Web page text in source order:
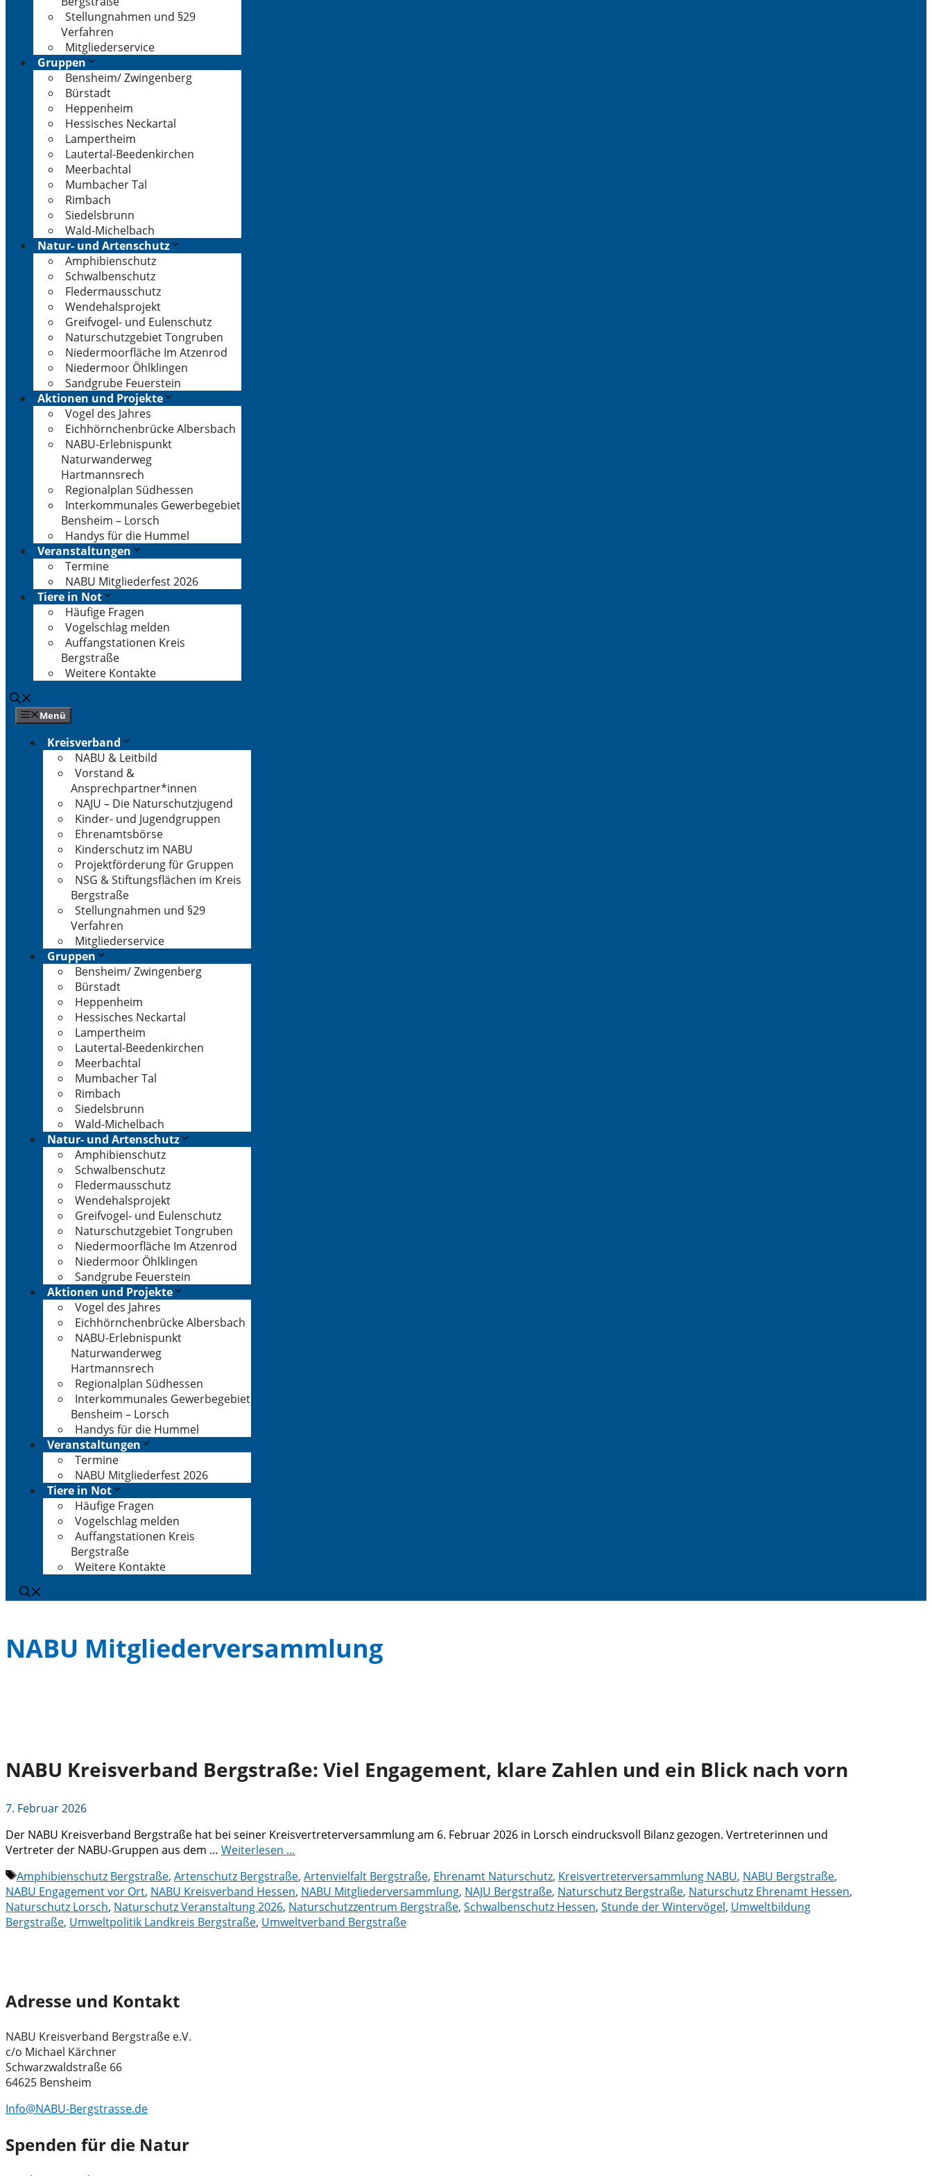
Stellungnahmen und §29
Verfahren
Mitgliederservice
Gruppen
Bensheim/ Zwingenberg
Bürstadt
Heppenheim
Hessisches Neckartal
Lampertheim
Lautertal-Beedenkirchen
Meerbachtal
Mumbacher Tal
Rimbach
Siedelsbrunn
Wald-Michelbach
Natur- und Artenschutz
Amphibienschutz
Schwalbenschutz
Fledermausschutz
Wendehalsprojekt
Greifvogel- und Eulenschutz
Naturschutzgebiet Tongruben
Niedermoorfläche Im Atzenrod
Niedermoor Öhlklingen
Sandgrube Feuerstein
Aktionen und Projekte
Vogel des Jahres
Eichhörnchenbrücke Albersbach
NABU-Erlebnispunkt
Naturwanderweg
Hartmannsrech
Regionalplan Südhessen
Interkommunales Gewerbegebiet
Bensheim – Lorsch
Handys für die Hummel
Veranstaltungen
Termine
NABU Mitgliederfest 2026
Tiere in Not
Häufige Fragen
Vogelschlag melden
Auffangstationen Kreis
Bergstraße
Weitere Kontakte
Menü
Kreisverband
NABU & Leitbild
Vorstand &
Ansprechpartner*innen
NAJU – Die Naturschutzjugend
Kinder- und Jugendgruppen
Ehrenamtsbörse
Kinderschutz im NABU
Projektförderung für Gruppen
NSG & Stiftungsflächen im Kreis
Bergstraße
Stellungnahmen und §29
Verfahren
Mitgliederservice
Gruppen
Bensheim/ Zwingenberg
Bürstadt
Heppenheim
Hessisches Neckartal
Lampertheim
Lautertal-Beedenkirchen
Meerbachtal
Mumbacher Tal
Rimbach
Siedelsbrunn
Wald-Michelbach
Natur- und Artenschutz
Amphibienschutz
Schwalbenschutz
Fledermausschutz
Wendehalsprojekt
Greifvogel- und Eulenschutz
Naturschutzgebiet Tongruben
Niedermoorfläche Im Atzenrod
Niedermoor Öhlklingen
Sandgrube Feuerstein
Aktionen und Projekte
Vogel des Jahres
Eichhörnchenbrücke Albersbach
NABU-Erlebnispunkt
Naturwanderweg
Hartmannsrech
Regionalplan Südhessen
Interkommunales Gewerbegebiet
Bensheim – Lorsch
Handys für die Hummel
Veranstaltungen
Termine
NABU Mitgliederfest 2026
Tiere in Not
Häufige Fragen
Vogelschlag melden
Auffangstationen Kreis
Bergstraße
Weitere Kontakte
NABU Mitgliederversammlung
NABU Kreisverband Bergstraße: Viel Engagement, klare Zahlen und ein Blick nach vorn
7. Februar 2026
Der NABU Kreisverband Bergstraße hat bei seiner Kreisvertreterversammlung am 6. Februar 2026 in Lorsch eindrucksvoll Bilanz gezogen. Vertreterinnen und
Vertreter der NABU-Gruppen aus dem … Weiterlesen …
Schlagwörter
Amphibienschutz Bergstraße, Artenschutz Bergstraße, Artenvielfalt Bergstraße, Ehrenamt Naturschutz, Kreisvertreterversammlung NABU, NABU Bergstraße,
NABU Engagement vor Ort, NABU Kreisverband Hessen, NABU Mitgliederversammlung, NAJU Bergstraße, Naturschutz Bergstraße, Naturschutz Ehrenamt Hessen,
Naturschutz Lorsch, Naturschutz Veranstaltung 2026, Naturschutzzentrum Bergstraße, Schwalbenschutz Hessen, Stunde der Wintervögel, Umweltbildung
Bergstraße, Umweltpolitik Landkreis Bergstraße, Umweltverband Bergstraße
Adresse und Kontakt
NABU Kreisverband Bergstraße e.V.
c/o Michael Kärchner
Schwarzwaldstraße 66
64625 Bensheim
Info@NABU-Bergstrasse.de
Spenden für die Natur